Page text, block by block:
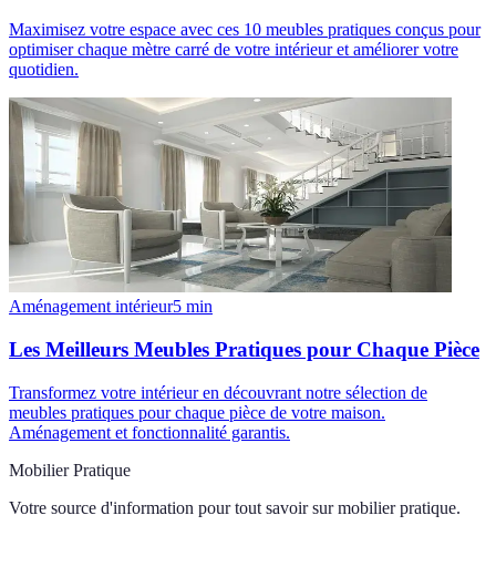
Maximisez votre espace avec ces 10 meubles pratiques conçus pour
optimiser chaque mètre carré de votre intérieur et améliorer votre
quotidien.
Aménagement intérieur5 min
Les Meilleurs Meubles Pratiques pour Chaque Pièce
Transformez votre intérieur en découvrant notre sélection de
meubles pratiques pour chaque pièce de votre maison.
Aménagement et fonctionnalité garantis.
Mobilier Pratique
Votre source d'information pour tout savoir sur mobilier pratique.